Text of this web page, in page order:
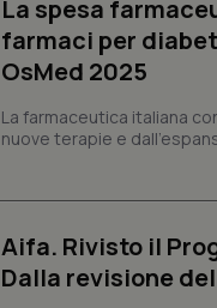
La spesa
farmaci per
OsMed 2025
La farmaceutica italiana
nuove terapie e
Aifa. Rivisto il
Dalla revisione
e l'accesso alle aree